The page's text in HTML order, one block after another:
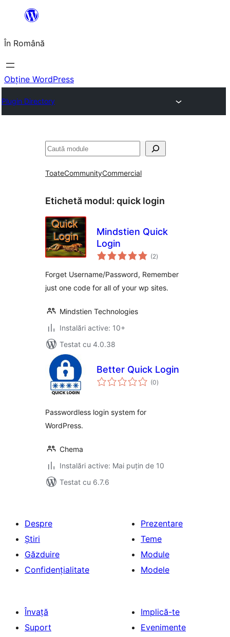
conținut
În Română
Obține WordPress
Plugin Directory
Caută
ToateCommunityCommercial
Etichetă modul: quick login
Mindstien Quick
Login
(2total
aprecieri
)
Forget Username/Password, Remember
just one code for all of your wp sites.
Mindstien Technologies
Instalări active: 10+
Testat cu 4.0.38
Better Quick Login
(0total
aprecieri
)
Passwordless login system for
WordPress.
Chema
Instalări active: Mai puțin de 10
Testat cu 6.7.6
Despre
Știri
Găzduire
Confidențialitate
Prezentare
Teme
Module
Modele
Învață
Suport
Implică-te
Evenimente